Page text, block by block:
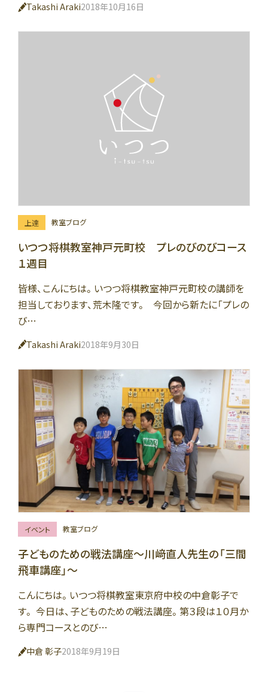
Takashi Araki2018年10月16日
上達 教室ブログ
いつつ将棋教室神戸元町校 プレのびのびコース
１週目
皆様、こんにちは。いつつ将棋教室神戸元町校の講師を
担当しております、荒木隆です。 今回から新たに「プレの
び…
Takashi Araki2018年9月30日
イベント 教室ブログ
子どものための戦法講座〜川﨑直人先生の「三間
飛車講座」〜
こんにちは。いつつ将棋教室東京府中校の中倉彰子で
す。 今日は、子どものための戦法講座。第３段は１０月か
ら専門コースとのび…
中倉 彰子2018年9月19日